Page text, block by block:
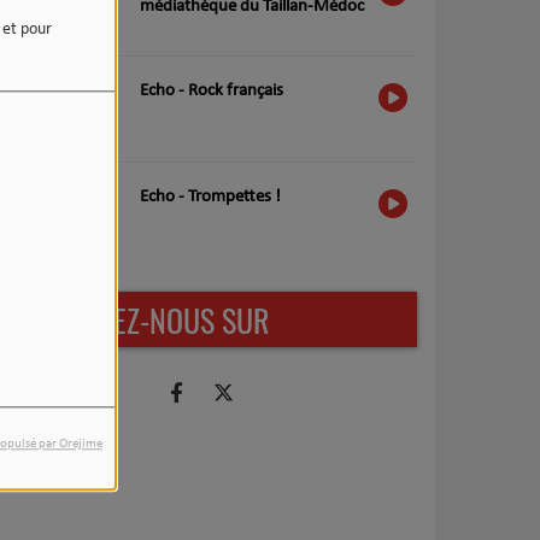
et pour
par Orejime
médiathèque du Taillan-Médoc
Echo - Rock français
Echo - Trompettes !
RETROUVEZ-NOUS SUR